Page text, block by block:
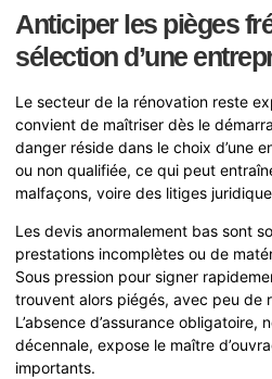
Anticiper les pièges
sélection d’une
Le secteur de la rénovation reste
convient de maîtriser dès le
danger réside dans le choix d’une
ou non qualifiée, ce qui peut
malfaçons, voire des litiges
Les devis anormalement bas sont
prestations incomplètes ou de
Sous pression pour signer
trouvent alors piégés, avec peu de
L’absence d’assurance obligatoire,
décennale, expose le maître
importants.